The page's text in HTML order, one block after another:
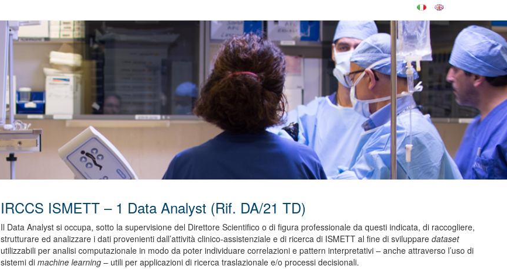
IRCCS ISMETT – 1 Data Analyst (Rif. DA/21 TD)
Il Data Analyst si occupa, sotto la supervisione del Direttore Scientifico o di figura professionale da questi indicata, di raccogliere,
strutturare ed analizzare i dati provenienti dall’attività clinico-assistenziale e di ricerca di ISMETT al fine di sviluppare dataset
utilizzabili per analisi computazionale in modo da poter individuare correlazioni e pattern interpretativi – anche attraverso l’uso di
sistemi di machine learning – utili per applicazioni di ricerca traslazionale e/o processi decisionali.